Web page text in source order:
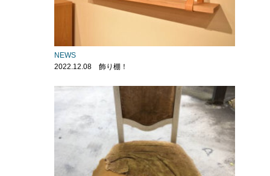
NEWS
2022.12.08 飾り棚！